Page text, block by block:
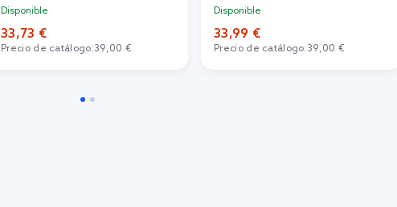
Disponible
33,73 €
Precio de catálogo:39,00 €
Disponible
33,99 €
Precio de catálogo:39,00 €